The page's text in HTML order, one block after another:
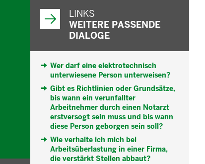
LINKS
WEITERE PASSENDE
DIALOGE
Wer darf eine elektrotechnisch
unterwiesene Person unterweisen?
Gibt es Richtlinien oder Grundsätze,
bis wann ein verunfallter
Arbeitnehmer durch einen Notarzt
erstversogt sein muss und bis wann
diese Person geborgen sein soll?
Wie verhalte ich mich bei
Arbeitsüberlastung in einer Firma,
die verstärkt Stellen abbaut?